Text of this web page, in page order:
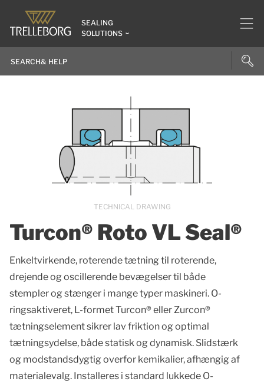
SEALING
SOLUTIONS
Turcon® Roto VL Seal®
Enkeltvirkende, roterende tætning til roterende,
drejende og oscillerende bevægelser til både
stempler og stænger i mange typer maskineri. O-
ringsaktiveret, L-formet Turcon® eller Zurcon®
tætningselement sikrer lav friktion og optimal
tætningsydelse, både statisk og dynamisk. Slidstærk
og modstandsdygtig overfor kemikalier, afhængig af
materialevalg. Installeres i standard lukkede O-
TECHNICAL DRAWING